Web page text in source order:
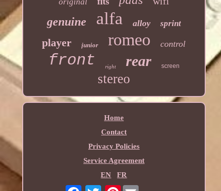
genuine alfa alloy sprint
player junior romeo control
front right rear screen
stereo
Home
Contact
Privacy Policies
Service Agreement
EN
FR
Pinterest